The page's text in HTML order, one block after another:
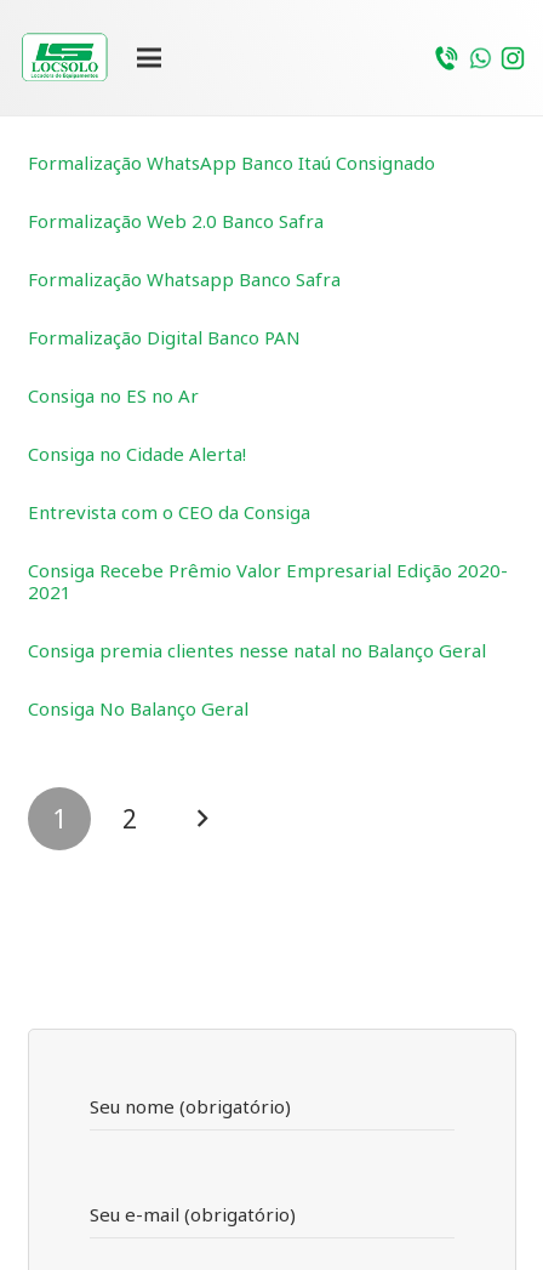
Formalização WhatsApp Banco Itaú Consignado
Formalização Web 2.0 Banco Safra
Formalização Whatsapp Banco Safra
Formalização Digital Banco PAN
Consiga no ES no Ar
Consiga no Cidade Alerta!
Entrevista com o CEO da Consiga
Consiga Recebe Prêmio Valor Empresarial Edição 2020-
2021
Consiga premia clientes nesse natal no Balanço Geral
Consiga No Balanço Geral
1 2
Seu nome (obrigatório)
Seu e-mail (obrigatório)